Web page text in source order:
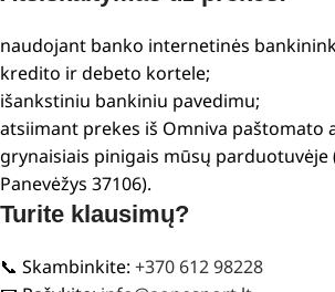
naudojant banko internetinės
kredito ir debeto kortele;
išankstiniu bankiniu pavedimu;
atsiimant prekes iš Omniva paštomato
grynaisiais pinigais mūsų parduotuvėje
Panevėžys 37106).
Turite klausimų?
📞 Skambinkite: +370 612 98228